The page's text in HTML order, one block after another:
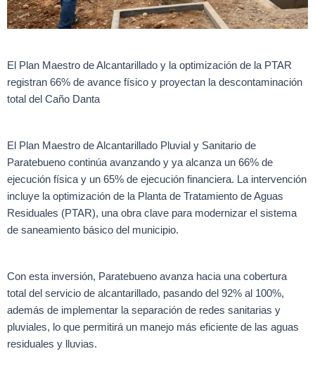
El Plan Maestro de Alcantarillado y la optimización de la PTAR
registran 66% de avance físico y proyectan la descontaminación
total del Caño Danta
El Plan Maestro de Alcantarillado Pluvial y Sanitario de
Paratebueno continúa avanzando y ya alcanza un 66% de
ejecución física y un 65% de ejecución financiera. La intervención
incluye la optimización de la Planta de Tratamiento de Aguas
Residuales (PTAR), una obra clave para modernizar el sistema
de saneamiento básico del municipio.
Con esta inversión, Paratebueno avanza hacia una cobertura
total del servicio de alcantarillado, pasando del 92% al 100%,
además de implementar la separación de redes sanitarias y
pluviales, lo que permitirá un manejo más eficiente de las aguas
residuales y lluvias.